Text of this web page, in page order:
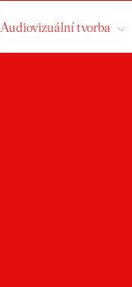
Audiovizuální tvorba